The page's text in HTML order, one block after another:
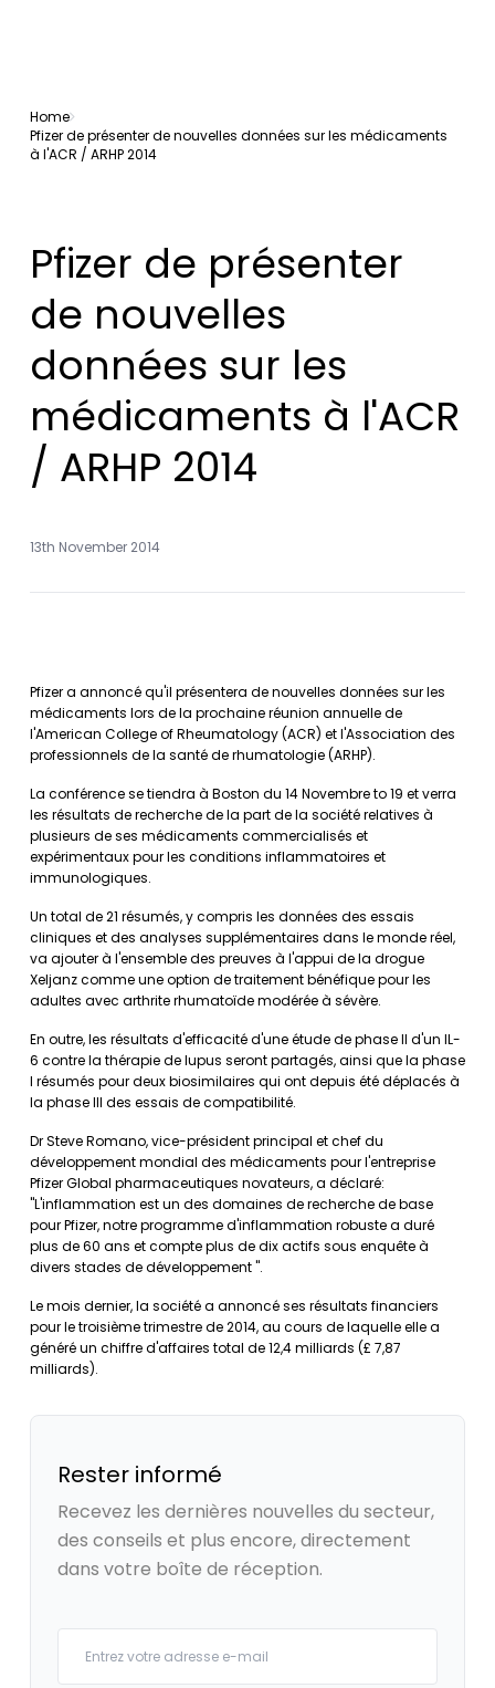
Home
Pfizer de présenter de nouvelles données sur les médicaments
à l'ACR / ARHP 2014
Pfizer de présenter
de nouvelles
données sur les
médicaments à l'ACR
/ ARHP 2014
13th November 2014
Pfizer a annoncé qu'il présentera de nouvelles données sur les
médicaments lors de la prochaine réunion annuelle de
l'American College of Rheumatology (ACR) et l'Association des
professionnels de la santé de rhumatologie (ARHP).
La conférence se tiendra à Boston du 14 Novembre to 19 et verra
les résultats de recherche de la part de la société relatives à
plusieurs de ses médicaments commercialisés et
expérimentaux pour les conditions inflammatoires et
immunologiques.
Un total de 21 résumés, y compris les données des essais
cliniques et des analyses supplémentaires dans le monde réel,
va ajouter à l'ensemble des preuves à l'appui de la drogue
Xeljanz comme une option de traitement bénéfique pour les
adultes avec arthrite rhumatoïde modérée à sévère.
En outre, les résultats d'efficacité d'une étude de phase II d'un IL-
6 contre la thérapie de lupus seront partagés, ainsi que la phase
I résumés pour deux biosimilaires qui ont depuis été déplacés à
la phase III des essais de compatibilité.
Dr Steve Romano, vice-président principal et chef du
développement mondial des médicaments pour l'entreprise
Pfizer Global pharmaceutiques novateurs, a déclaré:
"L'inflammation est un des domaines de recherche de base
pour Pfizer, notre programme d'inflammation robuste a duré
plus de 60 ans et compte plus de dix actifs sous enquête à
divers stades de développement ".
Le mois dernier, la société a annoncé ses résultats financiers
pour le troisième trimestre de 2014, au cours de laquelle elle a
généré un chiffre d'affaires total de 12,4 milliards (£ 7,87
milliards).
Rester informé
Recevez les dernières nouvelles du secteur,
des conseils et plus encore, directement
dans votre boîte de réception.